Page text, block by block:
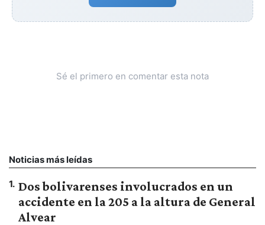
Sé el primero en comentar esta nota
Noticias más leídas
1. Dos bolivarenses involucrados en un
accidente en la 205 a la altura de General
Alvear